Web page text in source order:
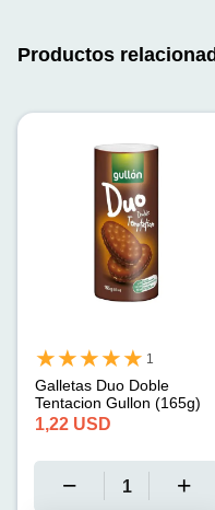
Productos
1
Galletas Duo Doble
Tentacion Gullon (165g)
1,22 USD